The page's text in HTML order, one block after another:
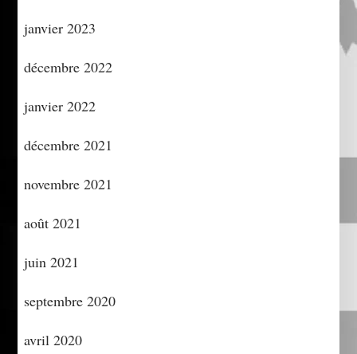
janvier 2023
décembre 2022
janvier 2022
décembre 2021
novembre 2021
août 2021
juin 2021
septembre 2020
avril 2020